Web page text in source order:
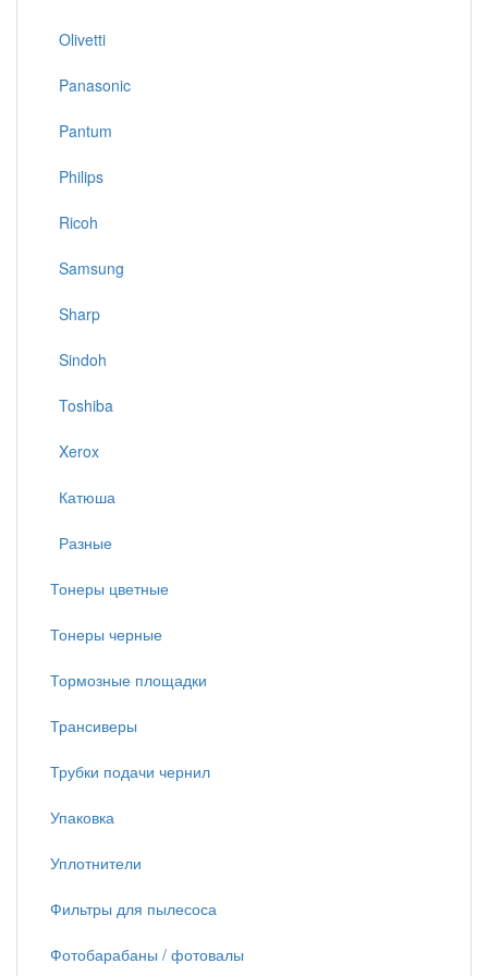
Olivetti
Panasonic
Pantum
Philips
Ricoh
Samsung
Sharp
Sindoh
Toshiba
Xerox
Катюша
Разные
Тонеры цветные
Тонеры черные
Тормозные площадки
Трансиверы
Трубки подачи чернил
Упаковка
Уплотнители
Фильтры для пылесоса
Фотобарабаны / фотовалы